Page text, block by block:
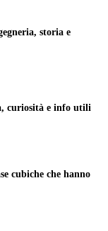
storia e
curiosità e info utili
cubiche che hanno